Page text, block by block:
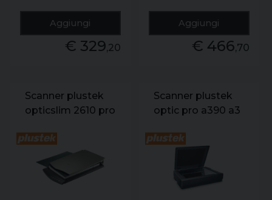
Aggiungi
€ 329,20
Aggiungi
€ 466,70
Scanner plustek
opticslim 2610 pro
us 2.0
Scanner plustek
optic pro a390 a3
interpolata